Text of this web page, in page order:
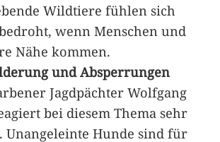
Wildtiere fühlen sich
wenn Menschen und
Nähe kommen.
und Absperrungen
Jagdpächter Wolfgang
bei diesem Thema sehr
Unangeleinte Hunde sind für